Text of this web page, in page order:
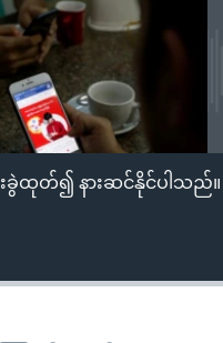
းခွဲထုတ်၍ နားဆင်နိုင်ပါသည်။